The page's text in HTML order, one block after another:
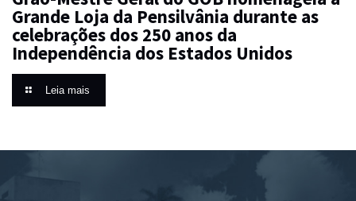
Grande Loja da Pensilvânia durante as
celebrações dos 250 anos da
Independência dos Estados Unidos
Leia mais